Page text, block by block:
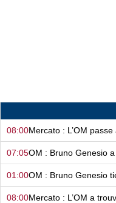
08:00Mercato : L’OM
07:05OM : Bruno Genesio
01:00OM : Bruno Genesio
08:00Mercato : L’OM a